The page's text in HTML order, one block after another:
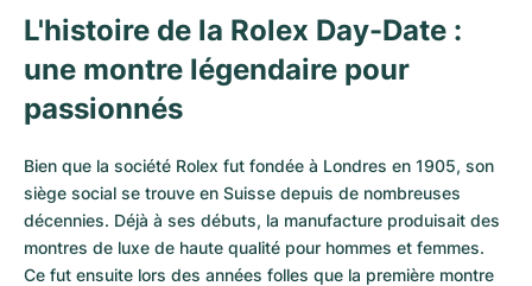
L'histoire de la Rolex Day-Date :
une montre légendaire pour
passionnés
Bien que la société Rolex fut fondée à Londres en 1905, son
siège social se trouve en Suisse depuis de nombreuses
décennies. Déjà à ses débuts, la manufacture produisait des
montres de luxe de haute qualité pour hommes et femmes.
Ce fut ensuite lors des années folles que la première montre